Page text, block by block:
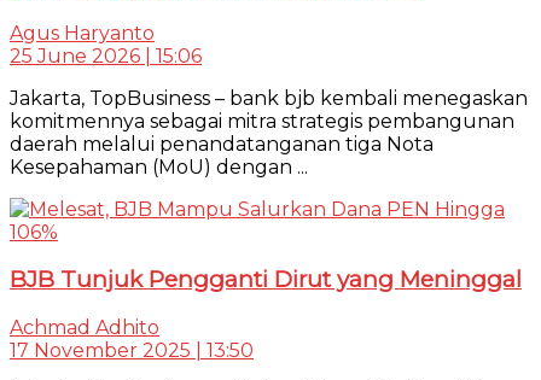
Agus Haryanto
25 June 2026 | 15:06
Jakarta, TopBusiness – bank bjb kembali menegaskan
komitmennya sebagai mitra strategis pembangunan
daerah melalui penandatanganan tiga Nota
Kesepahaman (MoU) dengan ...
BJB Tunjuk Pengganti Dirut yang Meninggal
Achmad Adhito
17 November 2025 | 13:50